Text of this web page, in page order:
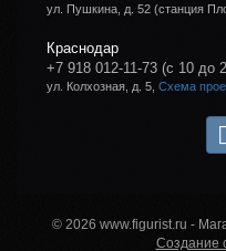
ул. Пушкина, д. 52 (станция
Краснодар
+7 918 012-11-73 (с 10 до
ул. Колхозная, д. 5, Схема
© 2026 www.figurist.ru -
Создание